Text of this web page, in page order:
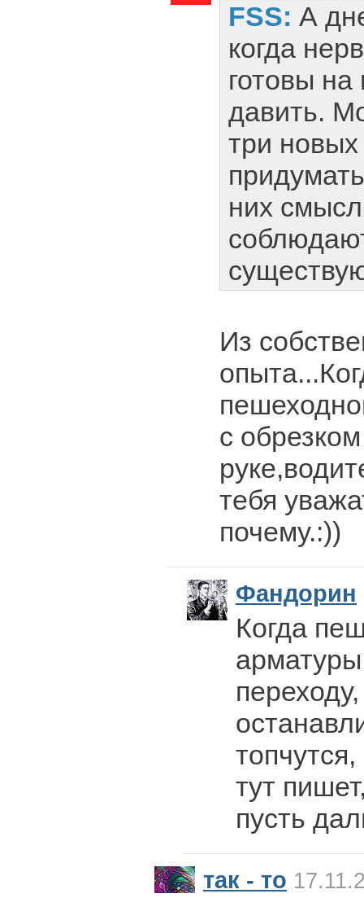
FSS: А
когда
готовы
давить.
три новых
них
Из
с
тебя
почему.:))
Фандорин
Когда
тут
пусть
так - то